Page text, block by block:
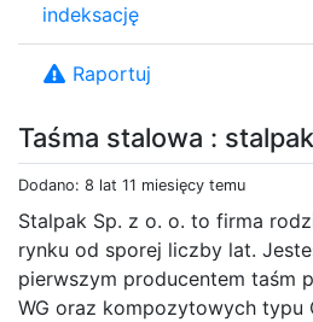
Taśma stalowa :
Dodano: 8 lat 11 miesięcy temu
Stalpak Sp. z o. o. to firma
rynku od sporej liczby lat.
pierwszym producentem taśm
WG oraz kompozytowych typu
indeksację
Raportuj